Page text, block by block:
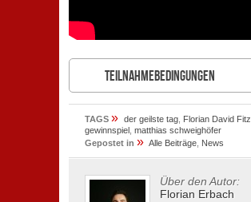
Teilnahmebedingungen
TAGS » der geilste tag Florian David Fitz
gewinnspiel matthias schweighöfer
Gepostet in » Alle Beiträge News
Über den Autor:
Florian Erbach